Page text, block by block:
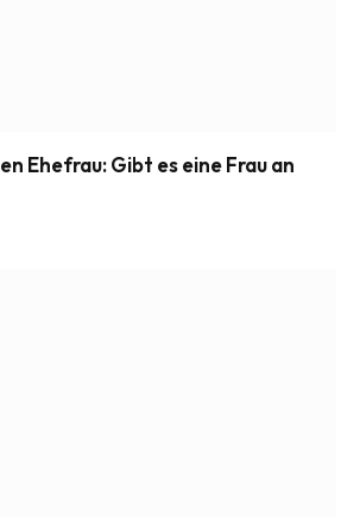
Ehefrau: Gibt es eine Frau an